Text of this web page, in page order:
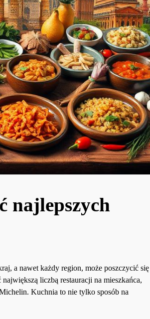
najlepszych
a nawet każdy region, może poszczycić się
liczbą restauracji na mieszkańca,
Kuchnia to nie tylko sposób na